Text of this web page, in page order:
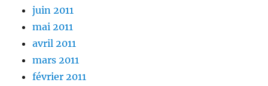
juin 2011
mai 2011
avril 2011
mars 2011
février 2011